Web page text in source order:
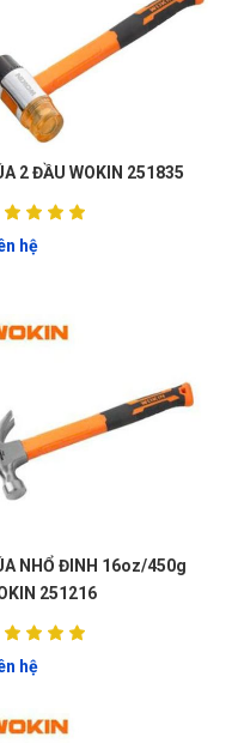
2 ĐẦU WOKIN 251835
hệ
NHỔ ĐINH 16oz/450g
251216
hệ